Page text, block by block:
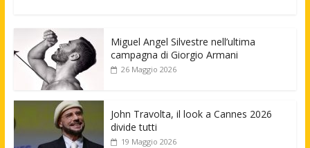
Miguel Angel Silvestre nell’ultima
campagna di Giorgio Armani
26 Maggio 2026
John Travolta, il look a Cannes 2026
divide tutti
19 Maggio 2026